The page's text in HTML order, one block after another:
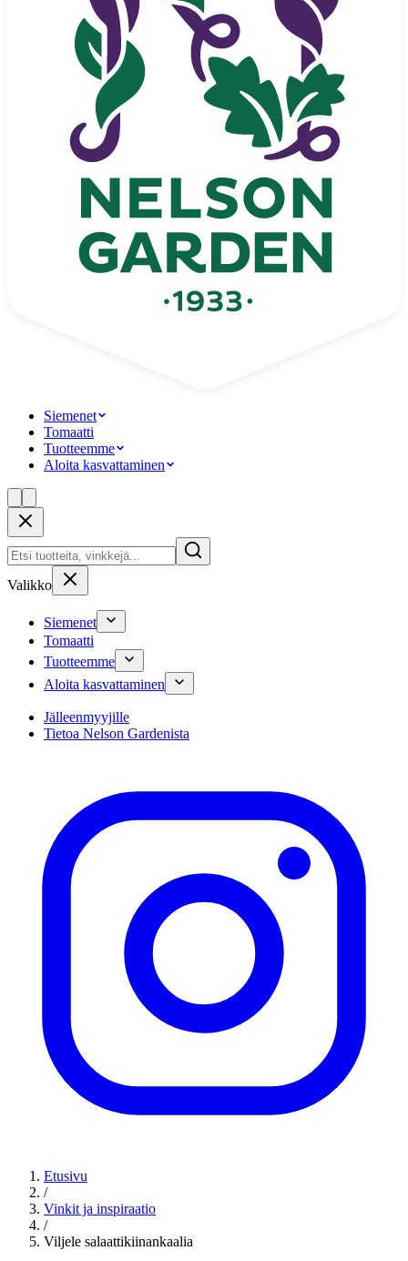
Siemenet
Tomaatti
Tuotteemme
Aloita kasvattaminen
Valikko
Siemenet
Tomaatti
Tuotteemme
Aloita kasvattaminen
Jälleenmyyjille
Tietoa Nelson Gardenista
Etusivu
/
Vinkit ja inspiraatio
/
Viljele salaattikiinankaalia